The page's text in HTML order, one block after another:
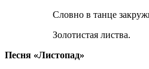
Словно в танце
Золотистая листва.
Песня «Листопад»